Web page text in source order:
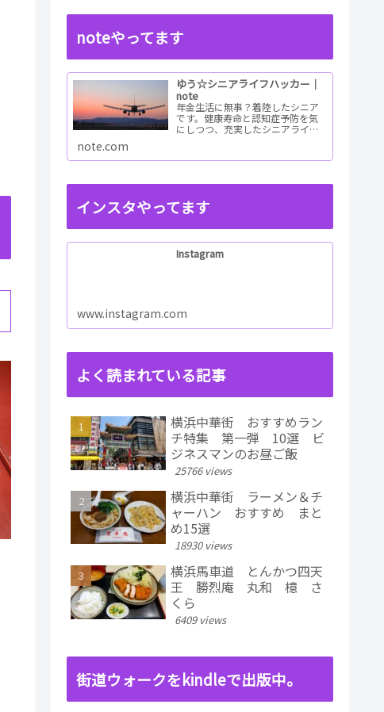
noteやってます
ゆう☆シニアライフハッカー｜
note
年金生活に無事？着陸したシニア
です。健康寿命と認知症予防を気
にしつつ、充実したシニアライフ
集めて老後の未来予想図を描ける
note.com
インスタやってます
Instagram
www.instagram.com
よく読まれている記事
横浜中華街 おすすめラン
チ特集 第一弾 10選 ビ
ジネスマンのお昼ご飯
25766 views
横浜中華街 ラーメン＆チ
ャーハン おすすめ まと
め15選
18930 views
横浜馬車道 とんかつ四天
王 勝烈庵 丸和 檍 さ
くら
6409 views
街道ウォークをkindleで出版中。